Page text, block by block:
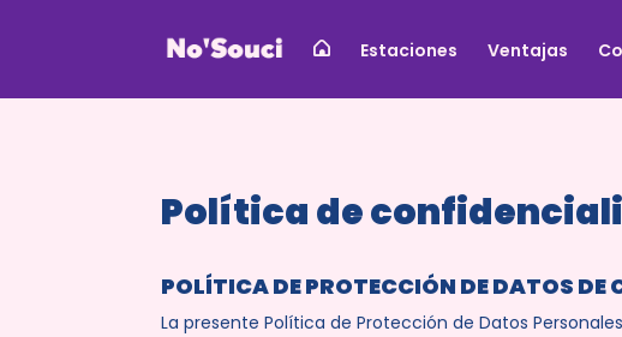
Estaciones Ventajas
Política de
POLÍTICA DE PROTECCIÓN DE DATOS DE
La presente Política de Protección de Datos Personales